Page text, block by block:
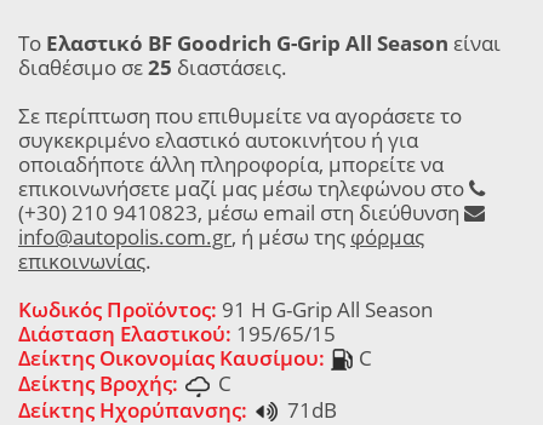
Το Ελαστικό BF Goodrich G-Grip All Season είναι
διαθέσιμο σε25 διαστάσεις.
Σε περίπτωση που επιθυμείτε να αγοράσετε το
συγκεκριμένο ελαστικό αυτοκινήτου ή για
οποιαδήποτε άλλη πληροφορία, μπορείτε να
επικοινωνήσετε μαζί μας μέσω τηλεφώνου στο
(+30) 210 9410823, μέσω email στη διεύθυνση
info@autopolis.com.gr, ή μέσω της φόρμας
επικοινωνίας.
Κωδικός Προϊόντος: 91 H G-Grip All Season
Διάσταση Ελαστικού: 195/65/15
Δείκτης Οικονομίας Καυσίμου:
C
Δείκτης Βροχής:
C
Δείκτης Ηχορύπανσης:
71dB